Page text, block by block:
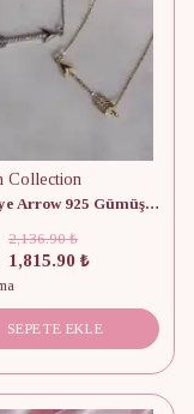
Collection
Hawkeye Arrow 925 Gümüş Kolye
2,136.90 ₺
1,815.90 ₺
SEPETE EKLE